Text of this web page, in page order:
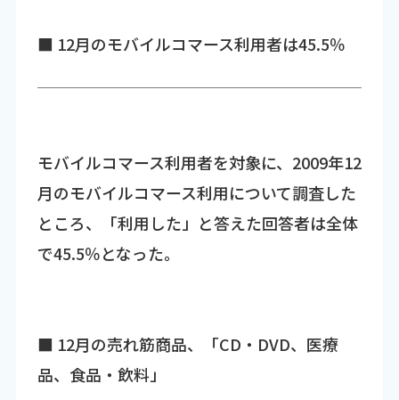
■ 12月のモバイルコマース利用者は45.5％
モバイルコマース利用者を対象に、2009年12
月のモバイルコマース利用について調査した
ところ、「利用した」と答えた回答者は全体
で45.5％となった。
■ 12月の売れ筋商品、「CD・DVD、医療
品、食品・飲料」